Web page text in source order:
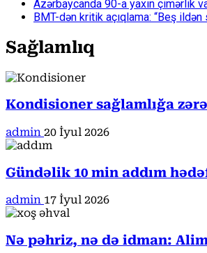
Azərbaycanda 90-a yaxın çimərlik
BMT-dən kritik açıqlama: “Beş
Sağlamlıq
Kondisioner sağlamlığa
admin 20 İyul 2026
Gündəlik 10 min addım
admin 17 İyul 2026
Nə pəhriz, nə də idman: